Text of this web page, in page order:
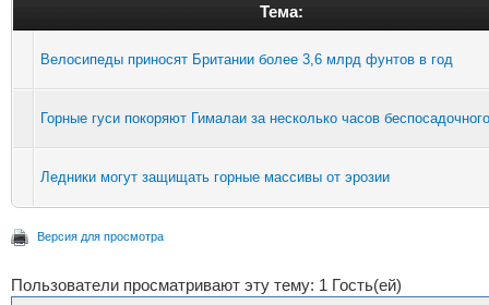
Тема:
Велосипеды приносят Британии более 3,6 млрд фунтов в год
Горные гуси покоряют Гималаи за несколько часов
Ледники могут защищать горные массивы от эрозии
Версия для просмотра
Пользователи просматривают эту тему: 1 Гость(ей)